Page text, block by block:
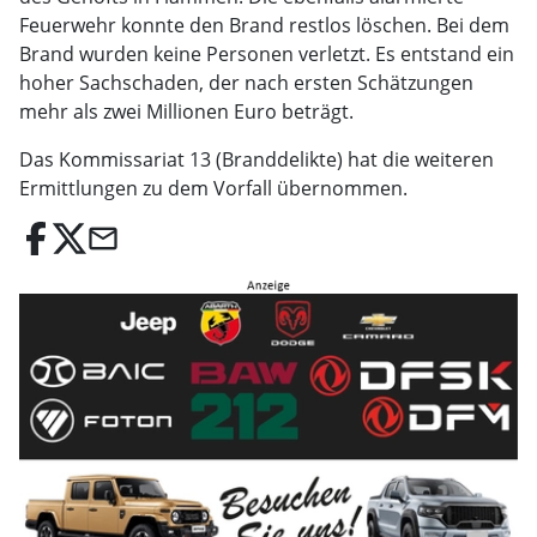
Feuerwehr konnte den Brand restlos löschen. Bei dem
Brand wurden keine Personen verletzt. Es entstand ein
hoher Sachschaden, der nach ersten Schätzungen
mehr als zwei Millionen Euro beträgt.
Das Kommissariat 13 (Branddelikte) hat die weiteren
Ermittlungen zu dem Vorfall übernommen.
email